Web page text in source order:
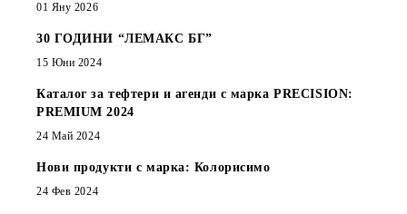
01 Яну 2026
30 ГОДИНИ “ЛЕМАКС БГ”
15 Юни 2024
Каталог за тефтери и агенди с марка PRECISION:
PREMIUM 2024
24 Май 2024
Нови продукти с марка: Колорисимо
24 Фев 2024